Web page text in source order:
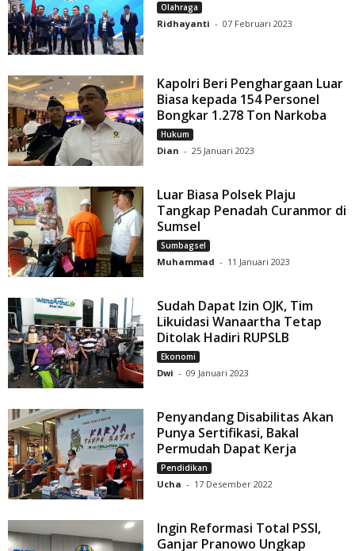
Olahraga
Ridhayanti - 07 Februari 2023
Kapolri Beri Penghargaan Luar
Biasa kepada 154 Personel
Bongkar 1.278 Ton Narkoba
Hukum
Dian - 25 Januari 2023
Luar Biasa Polsek Plaju
Tangkap Penadah Curanmor di
Sumsel
Sumbagsel
Muhammad - 11 Januari 2023
Sudah Dapat Izin OJK, Tim
Likuidasi Wanaartha Tetap
Ditolak Hadiri RUPSLB
Ekonomi
Dwi - 09 Januari 2023
Penyandang Disabilitas Akan
Punya Sertifikasi, Bakal
Permudah Dapat Kerja
Pendidikan
Ucha - 17 Desember 2022
Ingin Reformasi Total PSSI,
Ganjar Pranowo Ungkap